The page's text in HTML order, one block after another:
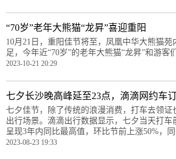
“70岁”老年大熊猫“龙昇”喜迎重阳
10月21日，重阳佳节将至，凤凰中华大熊猫
足，今年近“70岁”的老年大熊猫“龙昇”和游客
2023-10-21 20:29
七夕长沙晚高峰延至23点，滴滴网约车
七夕佳节，除了传统的浪漫消费，打车去领证
出行场景。滴滴出行数据显示，七夕当天打车
呈现3年内同比最高值，环比节前上涨50%，同
2023-08-23 19:33